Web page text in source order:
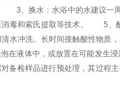
3、换水：水浴中的水建议一
毒和索氏提取等技术。
5、酸
水冲洗。长时间接触酸性物质
在液体中，或放置在可能发生
备检样品进行预处理，其过程